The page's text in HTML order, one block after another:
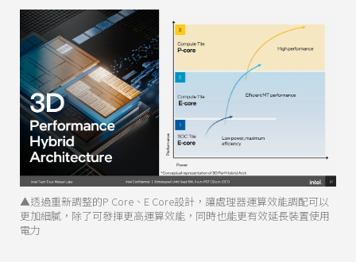
▲透過重新調整的P Core、E Core設計，讓處理器運算效能調配可以
更加細膩，除了可發揮更高運算效能，同時也能更有效延長裝置使用
電力